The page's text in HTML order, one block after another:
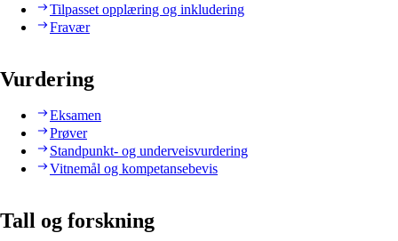
Tilpasset opplæring og inkludering
Fravær
Vurdering
Eksamen
Prøver
Standpunkt- og underveisvurdering
Vitnemål og kompetansebevis
Tall og forskning